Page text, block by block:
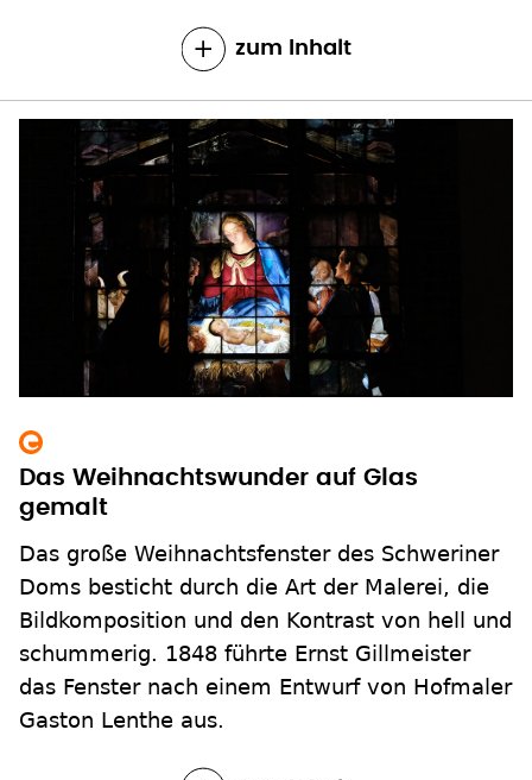
zum Inhalt
Das Weihnachtswunder auf Glas
gemalt
Das große Weihnachtsfenster des Schweriner
Doms besticht durch die Art der Malerei, die
Bildkomposition und den Kontrast von hell und
schummerig. 1848 führte Ernst Gillmeister
das Fenster nach einem Entwurf von Hofmaler
Gaston Lenthe aus.